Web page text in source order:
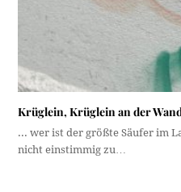
Krüglein, Krüglein an der
... wer ist der größte Säufer im
nicht einstimmig zu…